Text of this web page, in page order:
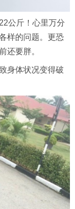
公斤！心里万分
样的问题。更恐
还要胖。
身体状况变得破